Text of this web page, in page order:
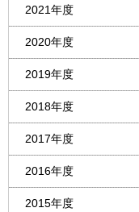
2021年度
2020年度
2019年度
2018年度
2017年度
2016年度
2015年度